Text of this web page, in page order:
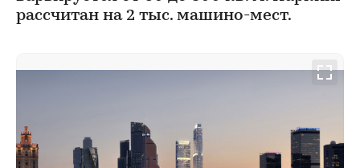
рассчитан на 2 тыс. машино-мест.